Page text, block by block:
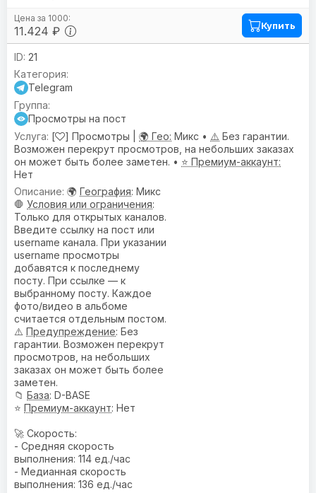
11.424 ₽ Купить
21
Telegram
Просмотры на пост
[
] Просмотры | 🌍 Гео: Микс • ⚠️ Без гарантии.
Возможен перекрут просмотров, на небольших заказах
он может быть более заметен. • ⭐ Премиум-аккаунт:
Нет
🌍 География: Микс
🛑 Условия или ограничения:
Только для открытых каналов.
Введите ссылку на пост или
username канала. При указании
username просмотры
добавятся к последнему
посту. При ссылке — к
выбранному посту. Каждое
фото/видео в альбоме
считается отдельным постом.
⚠️ Предупреждениe: Без
гарантии. Возможен перекрут
просмотров, на небольших
заказах он может быть более
заметен.
📁 База: D-BASE
⭐ Премиум-аккаунт: Нет
🚀 Скорость:
- Средняя скорость
выполнения: 114 ед./час
- Медианная скорость
выполнения: 136 ед./час